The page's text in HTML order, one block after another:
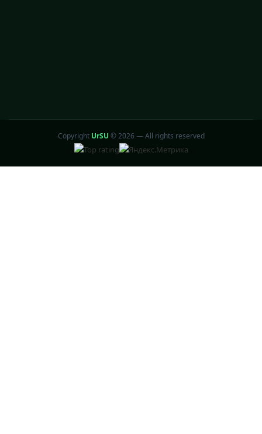
Copyright UrSU ©2026 — All rights reserved